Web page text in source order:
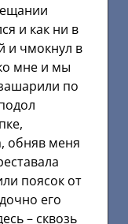
и как ни в
и чмокнул в
мне и мы
по
обняв меня
поясок от
его
– сквозь